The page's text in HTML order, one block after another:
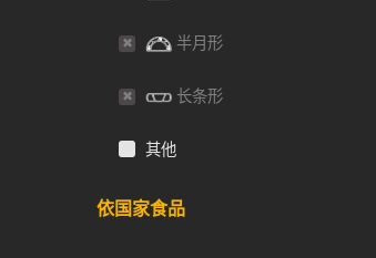
半月形
长条形
其他
依国家食品